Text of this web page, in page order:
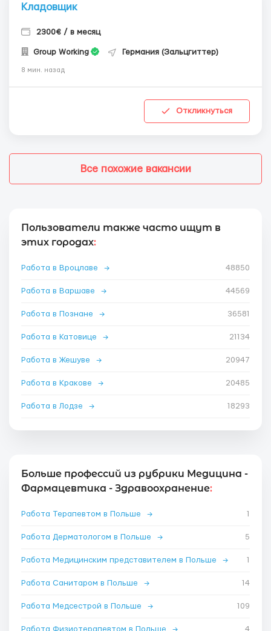
Кладовщик
2300€ / в месяц
Group Working Германия (Зальцгиттер)
8 мин. назад
Откликнуться
Все похожие вакансии
Пользователи также часто ищут в
этих городах:
Работа в Вроцлаве → 48850
Работа в Варшаве → 44569
Работа в Познане → 36581
Работа в Катовице → 21134
Работа в Жешуве → 20947
Работа в Кракове → 20485
Работа в Лодзе → 18293
Больше профессий из рубрики Медицина -
Фармацевтика - Здравоохранение:
Работа Терапевтом в Польше → 1
Работа Дерматологом в Польше → 5
Работа Медицинским представителем в Польше → 1
Работа Санитаром в Польше → 14
Работа Медсестрой в Польше → 109
Работа Физиотерапевтом в Польше → 4